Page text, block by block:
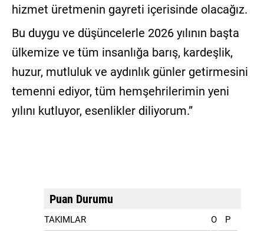
hizmet üretmenin gayreti içerisinde olacağız.
Bu duygu ve düşüncelerle 2026 yılının başta
ülkemize ve tüm insanlığa barış, kardeşlik,
huzur, mutluluk ve aydınlık günler getirmesini
temenni ediyor, tüm hemşehrilerimin yeni
yılını kutluyor, esenlikler diliyorum.”
Puan Durumu
TAKIMLAR O P